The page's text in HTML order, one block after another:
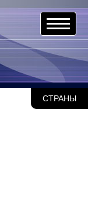
СТРАНЫ